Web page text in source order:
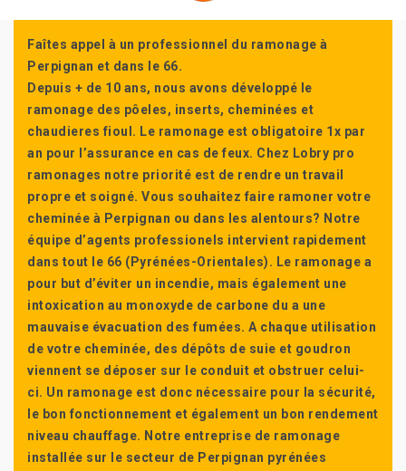
Faîtes appel à un professionnel du ramonage à
Perpignan et dans le 66.
Depuis + de 10 ans, nous avons développé le
ramonage des pôeles, inserts, cheminées et
chaudieres fioul. Le ramonage est obligatoire 1x par
an pour l’assurance en cas de feux. Chez Lobry pro
ramonages notre priorité est de rendre un travail
propre et soigné. Vous souhaitez faire ramoner votre
cheminée à Perpignan ou dans les alentours? Notre
équipe d’agents professionels intervient rapidement
dans tout le 66 (Pyrénées-Orientales). Le ramonage a
pour but d’éviter un incendie, mais également une
intoxication au monoxyde de carbone du a une
mauvaise évacuation des fumées. A chaque utilisation
de votre cheminée, des dépôts de suie et goudron
viennent se déposer sur le conduit et obstruer celui-
ci. Un ramonage est donc nécessaire pour la sécurité,
le bon fonctionnement et également un bon rendement
niveau chauffage. Notre entreprise de ramonage
installée sur le secteur de Perpignan pyrénées